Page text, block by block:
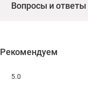
Вопросы и ответы
Рекомендуем
5.0